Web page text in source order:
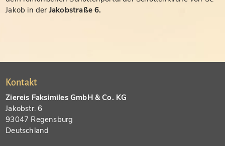
Jakob in der Jakobstraße 6.
Kontakt
Ziereis Faksimiles GmbH & Co. KG
Jakobstr. 6
93047 Regensburg
Deutschland